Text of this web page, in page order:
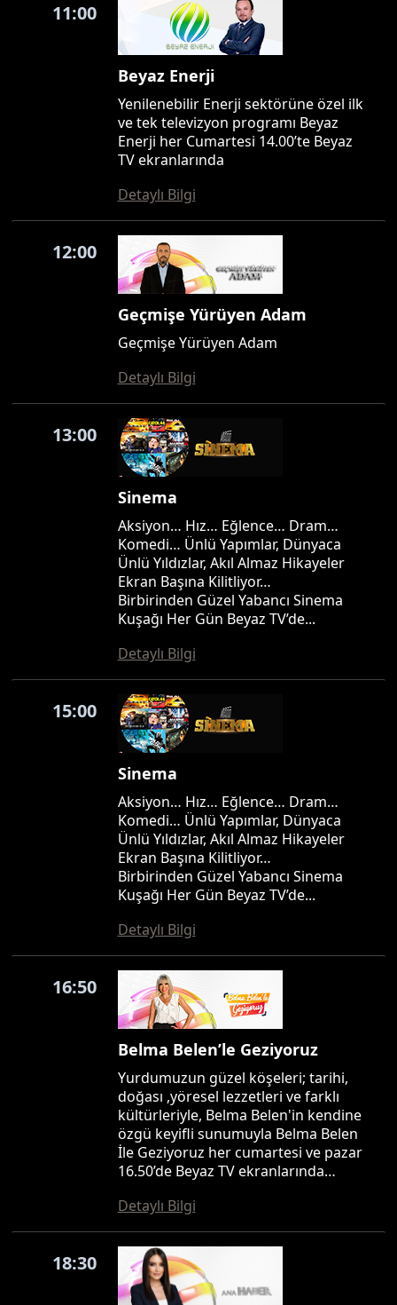
11:00
Beyaz Enerji
Yenilenebilir Enerji sektörüne özel ilk
ve tek televizyon programı Beyaz
Enerji her Cumartesi 14.00’te Beyaz
TV ekranlarında
Detaylı Bilgi
12:00
Geçmişe Yürüyen Adam
Geçmişe Yürüyen Adam
Detaylı Bilgi
13:00
Sinema
Aksiyon… Hız… Eğlence… Dram…
Komedi… Ünlü Yapımlar, Dünyaca
Ünlü Yıldızlar, Akıl Almaz Hikayeler
Ekran Başına Kilitliyor…
Birbirinden Güzel Yabancı Sinema
Kuşağı Her Gün Beyaz TV’de...
Detaylı Bilgi
15:00
Sinema
Aksiyon… Hız… Eğlence… Dram…
Komedi… Ünlü Yapımlar, Dünyaca
Ünlü Yıldızlar, Akıl Almaz Hikayeler
Ekran Başına Kilitliyor…
Birbirinden Güzel Yabancı Sinema
Kuşağı Her Gün Beyaz TV’de...
Detaylı Bilgi
16:50
Belma Belen’le Geziyoruz
Yurdumuzun güzel köşeleri; tarihi,
doğası ,yöresel lezzetleri ve farklı
kültürleriyle, Belma Belen'in kendine
özgü keyifli sunumuyla Belma Belen
İle Geziyoruz her cumartesi ve pazar
16.50’de Beyaz TV ekranlarında…
Detaylı Bilgi
18:30